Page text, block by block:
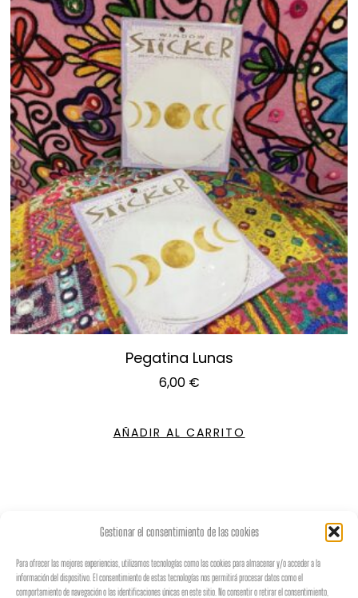
Gestionar el consentimiento de las cookies
Para ofrecer las mejores experiencias, utilizamos tecnologías como las cookies para almacenar y/o acceder a la
información del dispositivo. El consentimiento de estas tecnologías nos permitirá procesar datos como el
comportamiento de navegación o las identificaciones únicas en este sitio. No consentir o retirar el consentimiento,
Pegatina Lunas
6,00 €
AÑADIR AL CARRITO